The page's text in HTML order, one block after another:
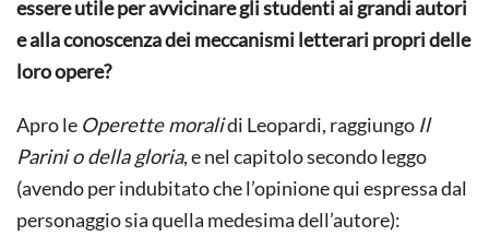
essere utile per avvicinare gli studenti ai grandi autori
e alla conoscenza dei meccanismi letterari propri delle
loro opere?
Apro le Operette moralidi Leopardi, raggiungo Il
Parini o della gloria, e nel capitolo secondo leggo
(avendo per indubitato che l’opinione qui espressa dal
personaggio sia quella medesima dell’autore):